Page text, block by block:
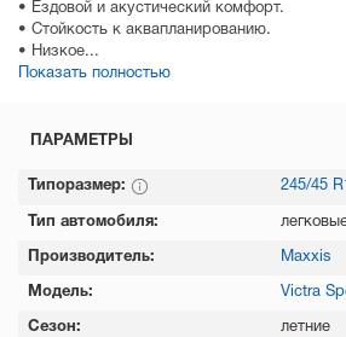
• Ездовой и акустический комфорт.
• Стойкость к аквапланированию.
• Низкое...
Показать полностью
ПАРАМЕТРЫ
Типоразмер: 245/45
Тип автомобиля:
Производитель: Maxxis
Модель: Victra
Сезон: летние